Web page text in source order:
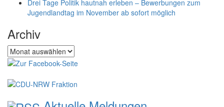
Drei Tage Politik hautnah erleben – Bewerbungen zum
Jugendlandtag im November ab sofort möglich
Archiv
Archiv